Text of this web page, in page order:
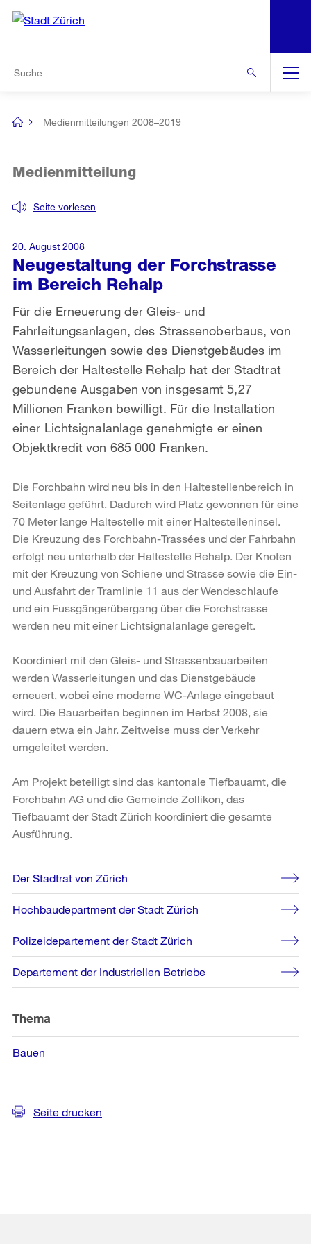
Navigation
[no
Medienmitteilungen 2008–2019
Neugestaltung der Forchstrasse
im Bereich Rehalp
Seite vorlesen
Medienmitteilung
Für die Erneuerung der Gleis- und
Fahrleitungsanlagen, des Strassenoberbaus, von
Wasserleitungen sowie des Dienstgebäudes im
Bereich der Haltestelle Rehalp hat der Stadtrat
gebundene Ausgaben von insgesamt 5,27
Millionen Franken bewilligt. Für die Installation
einer Lichtsignalanlage genehmigte er einen
Objektkredit von 685 000 Franken.
20. August 2008
Die Forchbahn wird neu bis in den Haltestellenbereich in
Seitenlage geführt. Dadurch wird Platz gewonnen für eine
70 Meter lange Haltestelle mit einer Haltestelleninsel.
Die Kreuzung des Forchbahn-Trassées und der Fahrbahn
erfolgt neu unterhalb der Haltestelle Rehalp. Der Knoten
mit der Kreuzung von Schiene und Strasse sowie die Ein-
und Ausfahrt der Tramlinie 11 aus der Wendeschlaufe
und ein Fussgängerübergang über die Forchstrasse
werden neu mit einer Lichtsignalanlage geregelt.
Koordiniert mit den Gleis- und Strassenbauarbeiten
werden Wasserleitungen und das Dienstgebäude
erneuert, wobei eine moderne WC-Anlage eingebaut
wird. Die Bauarbeiten beginnen im Herbst 2008, sie
dauern etwa ein Jahr. Zeitweise muss der Verkehr
umgeleitet werden.
Am Projekt beteiligt sind das kantonale Tiefbauamt, die
Forchbahn AG und die Gemeinde Zollikon, das
Tiefbauamt der Stadt Zürich koordiniert die gesamte
Ausführung.
Weitere
Informationen
Der Stadtrat von Zürich
Hochbaudepartment der Stadt Zürich
Polizeidepartement der Stadt Zürich
Departement der Industriellen Betriebe
Thema
Bauen
Seite drucken